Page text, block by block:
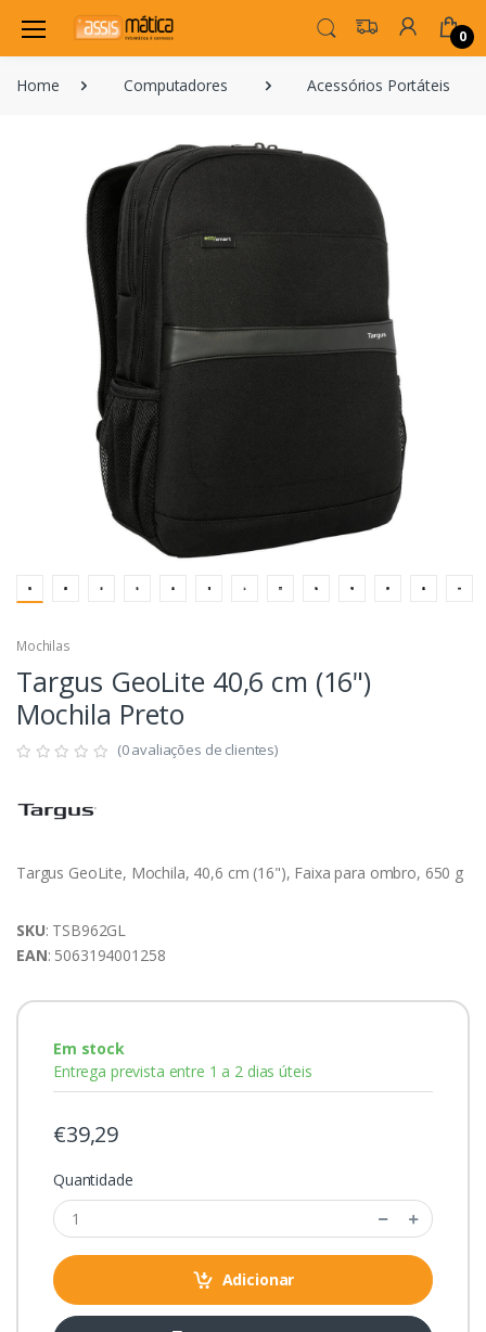
0
Home Computadores Acessórios Portáteis
Mochilas
Targus GeoLite 40,6 cm (16")
Mochila Preto
(0 avaliações de clientes)
Targus GeoLite, Mochila, 40,6 cm (16"), Faixa para ombro, 650 g
SKU: TSB962GL
EAN: 5063194001258
Em stock
Entrega prevista entre 1 a 2 dias úteis
€39,29
Quantidade
Adicionar